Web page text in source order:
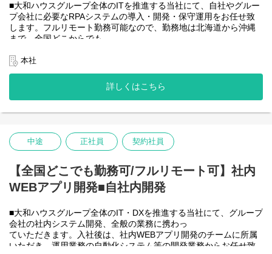
●動作確認等を行い検収
保守運用
●トラブル対応
→アラート発生時の対応
●クライアント要望対応
その他
＜クライアントは大和ハウスグループ全体＞
名の
全てに関わるシステムを担っています。
度が高いため、投資を惜しむことはありません。
■大和ハウスグループ全体のITを推進する当社にて、自社やグルー
プ会社に必要なRPAシステムの導入・開発・保守運用をお任せ致
します。フルリモート勤務可能なので、勤務地は北海道から沖縄
まで、全国どこからでも
社後の勤務地は問いません。また、働く時間に制限もなく、月160
時間の勤務で、午前５時～２２時までの間であれば、自由な時間
に働いていただけます。業務を途中で中断したり、働く時間を調
整できるので、家事、育児、介護などとの両立も可能です。社員
ると思っておりますのでフルフレックスです。
＜クライアントは大和ハウスグループ全体＞
名の
全てに関わるシステムを担っています。
出資は大和ハウス本体になりますが、売上好調かつDX推進の優先
潤沢なリソースのもと、最上流から変革を進めていくことが可能
です。
＜詳細な業務例／基本的な技術仕様＞
本社
詳しくはこちら
中途 正社員 契約社員
【全国どこでも勤務可/フルリモート可】社内
WEBアプリ開発■自社内開発
■大和ハウスグループ全体のIT・DXを推進する当社にて、グループ
会社の社内システム開発、全般の業務に携わっ
ていただきます。入社後は、社内WEBアプリ開発のチームに所属
いただき、運用業務の自動化システム等の開発業務からお任せ致